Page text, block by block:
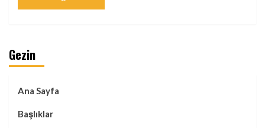
Gezin
Ana Sayfa
Başlıklar